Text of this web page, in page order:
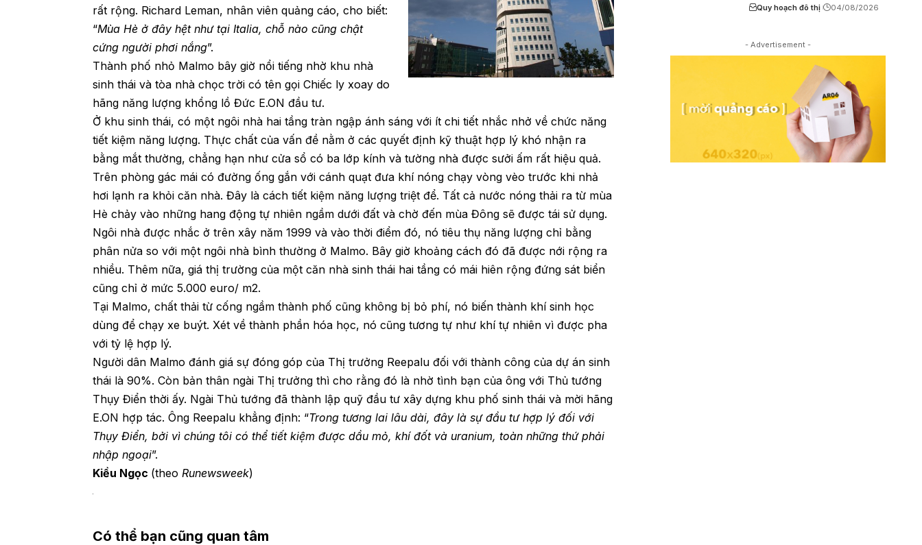
rất rộng. Richard Leman, nhân viên quảng cáo, cho biết:
“Mùa Hè ở đây hệt như tại Italia, chỗ nào cũng chật
cứng người phơi nắng”.
Thành phố nhỏ Malmo bây giờ nổi tiếng nhờ khu nhà
sinh thái và tòa nhà chọc trời có tên gọi Chiếc ly xoay do
hãng năng lượng khổng lồ Đức E.ON đầu tư.
Ở khu sinh thái, có một ngôi nhà hai tầng tràn ngập ánh sáng với ít chi tiết nhắc nhở về chức năng
tiết kiệm năng lượng. Thực chất của vấn đề nằm ở các quyết định kỹ thuật hợp lý khó nhận ra
bằng mắt thường, chẳng hạn như cửa sổ có ba lớp kính và tường nhà được sưởi ấm rất hiệu quả.
Trên phòng gác mái có đường ống gắn với cánh quạt đưa khí nóng chạy vòng vèo trước khi nhả
hơi lạnh ra khỏi căn nhà. Đây là cách tiết kiệm năng lượng triệt để. Tất cả nước nóng thải ra từ mùa
Hè chảy vào những hang động tự nhiên ngầm dưới đất và chờ đến mùa Đông sẽ được tái sử dụng.
Ngôi nhà được nhắc ở trên xây năm 1999 và vào thời điểm đó, nó tiêu thụ năng lượng chỉ bằng
phân nửa so với một ngôi nhà bình thường ở Malmo. Bây giờ khoảng cách đó đã được nới rộng ra
nhiều. Thêm nữa, giá thị trường của một căn nhà sinh thái hai tầng có mái hiên rộng đứng sát biển
cũng chỉ ở mức 5.000 euro/ m2.
Tại Malmo, chất thải từ cống ngầm thành phố cũng không bị bỏ phí, nó biến thành khí sinh học
dùng để chạy xe buýt. Xét về thành phần hóa học, nó cũng tương tự như khí tự nhiên vì được pha
với tỷ lệ hợp lý.
Người dân Malmo đánh giá sự đóng góp của Thị trưởng Reepalu đối với thành công của dự án sinh
thái là 90%. Còn bản thân ngài Thị trưởng thì cho rằng đó là nhờ tình bạn của ông với Thủ tướng
Thụy Điển thời ấy. Ngài Thủ tướng đã thành lập quỹ đầu tư xây dựng khu phố sinh thái và mời hãng
E.ON hợp tác. Ông Reepalu khẳng định: “Trong tương lai lâu dài, đây là sự đầu tư hợp lý đối với
Thụy Điển, bởi vì chúng tôi có thể tiết kiệm được dầu mỏ, khí đốt và uranium, toàn những thứ phải
nhập ngoại”.
Kiều Ngọc (theoRunewsweek)
Có thể bạn cũng quan tâm
Quy hoạch đô thị 04/08/2026
- Advertisement -